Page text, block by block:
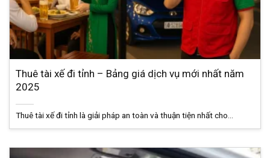
Thuê tài xế đi tỉnh – Bảng giá dịch vụ mới nhất năm
2025
Thuê tài xế đi tỉnh là giải pháp an toàn và thuận tiện nhất cho...